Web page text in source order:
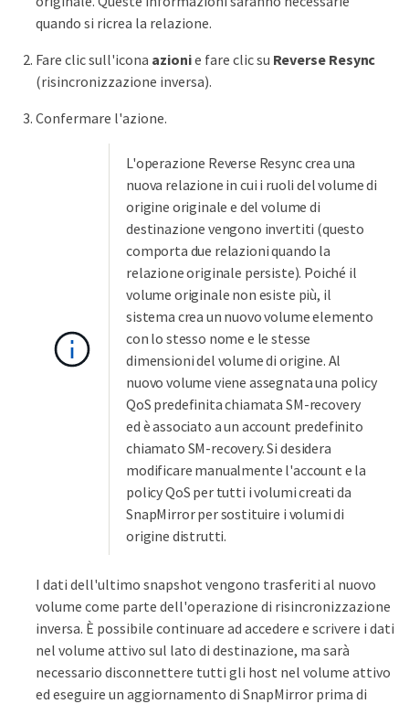
quando si ricrea la relazione.
Fare clic sull'icona azionie fare clic su Reverse Resync
(risincronizzazione inversa).
Confermare l'azione.
L'operazione Reverse Resync crea una
nuova relazione in cui i ruoli del volume di
origine originale e del volume di
destinazione vengono invertiti (questo
comporta due relazioni quando la
relazione originale persiste). Poiché il
volume originale non esiste più, il
sistema crea un nuovo volume elemento
con lo stesso nome e le stesse
dimensioni del volume di origine. Al
nuovo volume viene assegnata una policy
QoS predefinita chiamata SM-recovery
ed è associato a un account predefinito
chiamato SM-recovery. Si desidera
modificare manualmente l'account e la
policy QoS per tutti i volumi creati da
SnapMirror per sostituire i volumi di
origine distrutti.
I dati dell'ultimo snapshot vengono trasferiti al nuovo
volume come parte dell'operazione di risincronizzazione
inversa. È possibile continuare ad accedere e scrivere i dati
nel volume attivo sul lato di destinazione, ma sarà
necessario disconnettere tutti gli host nel volume attivo
ed eseguire un aggiornamento di SnapMirror prima di